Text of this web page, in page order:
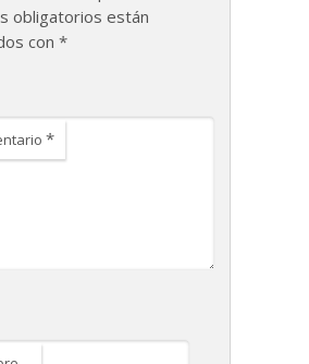
obligatorios están
con *
*